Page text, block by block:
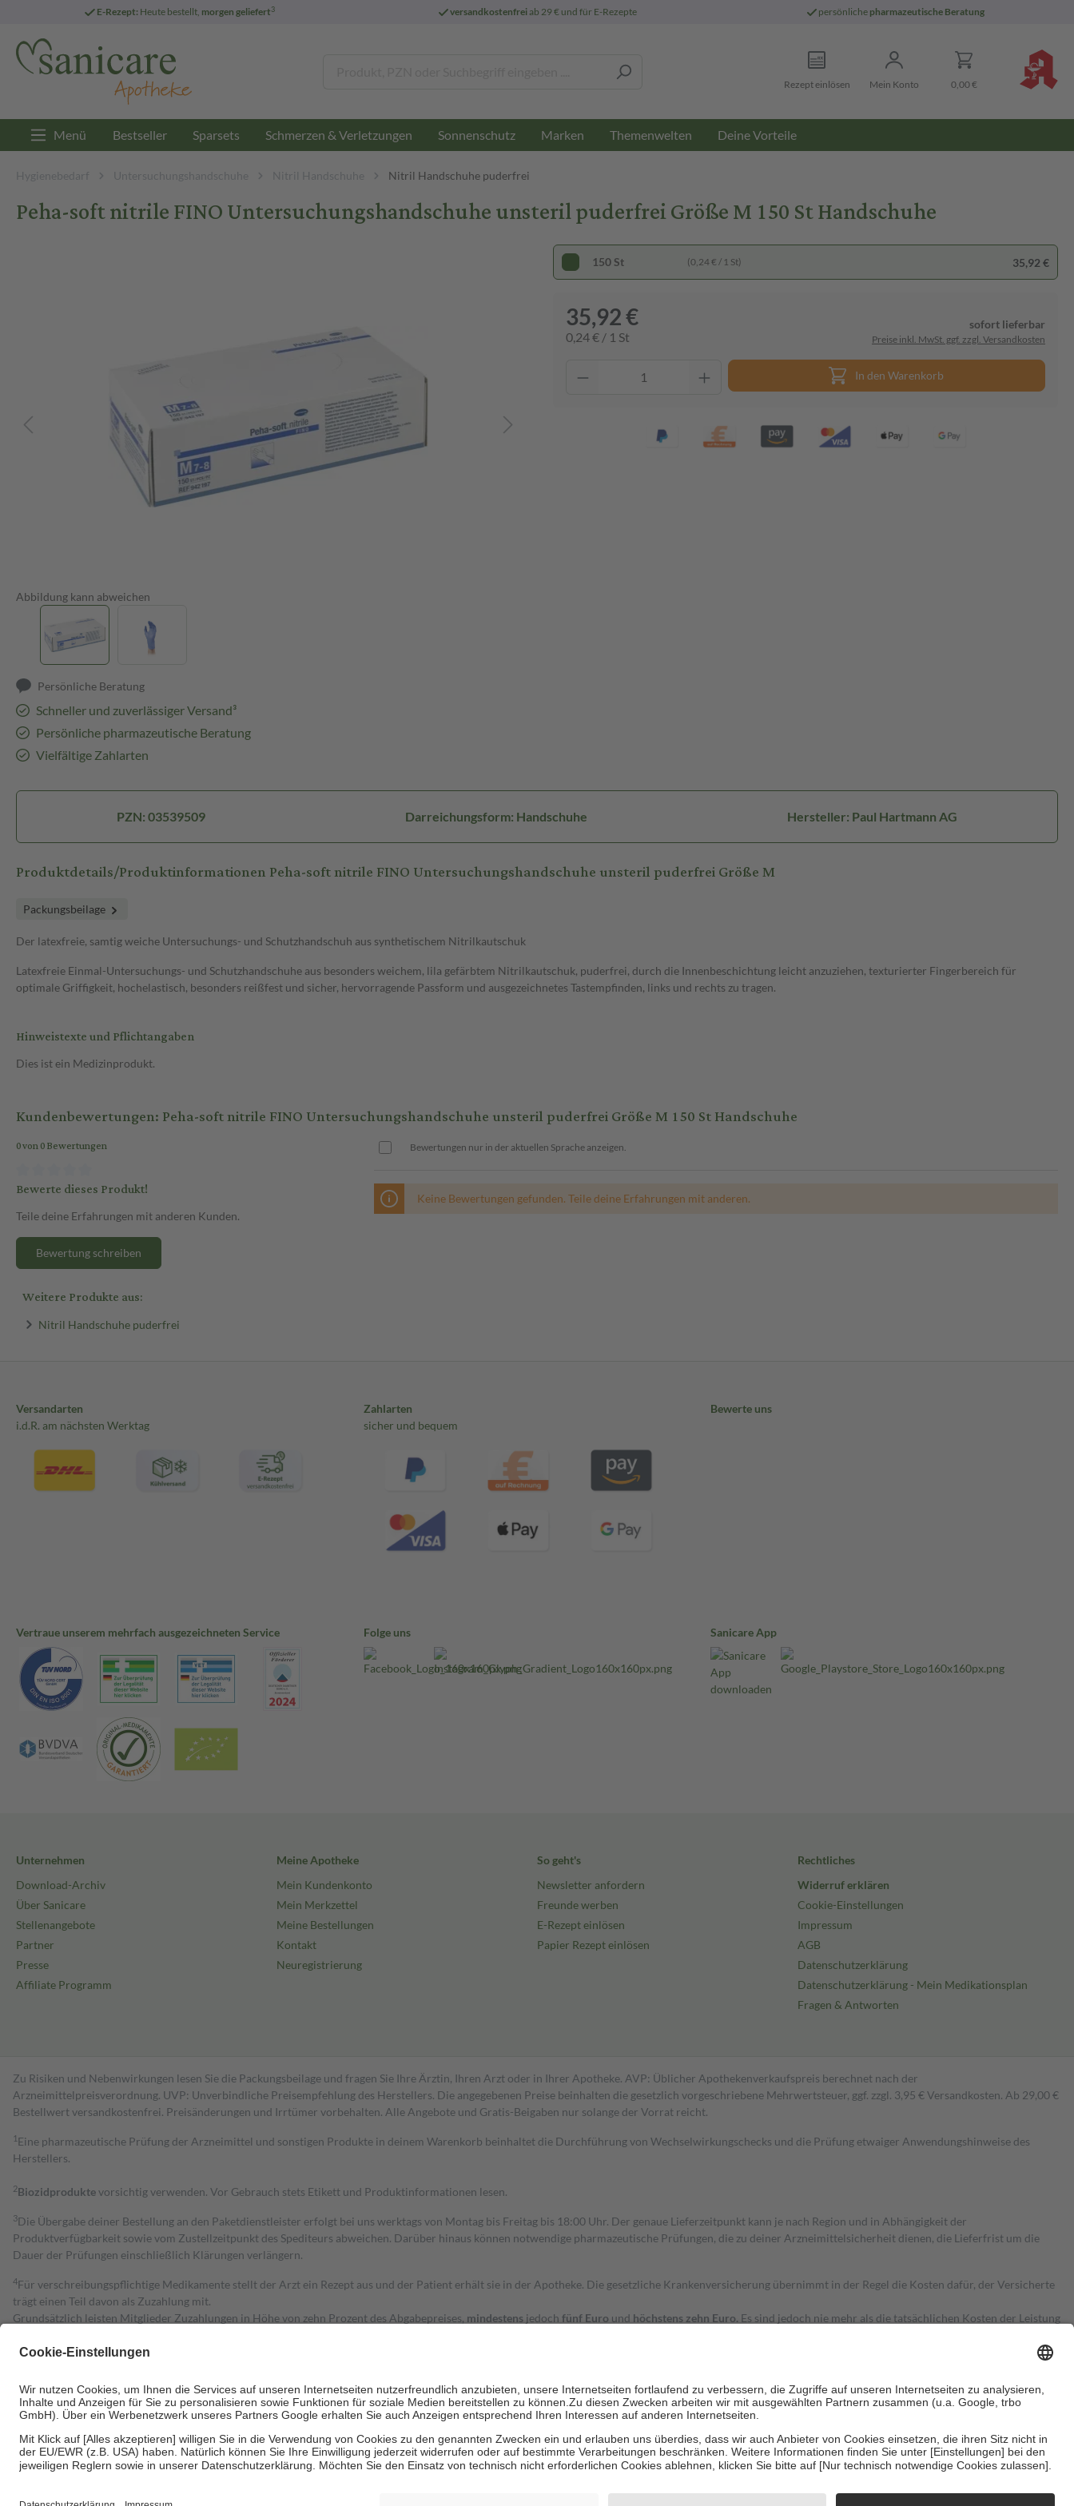
E-Rezept: Heute bestellt, morgen geliefert3 versandkostenfreiab 29 € und für E-Rezepte persönliche pharmazeutische Beratung
Rezept einlösen Mein Konto 0,00 €
Menü Bestseller Sparsets Schmerzen & Verletzungen Sonnenschutz Marken Themenwelten Deine Vorteile
Hygienebedarf Untersuchungshandschuhe Nitril Handschuhe Nitril Handschuhe puderfrei
Peha-soft nitrile FINO Untersuchungshandschuhe unsteril puderfrei Größe M 150 St Handschuhe
Abbildung kann abweichen
Persönliche Beratung
Schneller und zuverlässiger Versand³
Persönliche pharmazeutische Beratung
Vielfältige Zahlarten
150 St (0,24 € / 1 St) 35,92 €
35,92 €
0,24 € / 1 St
sofort lieferbar
Preise inkl. MwSt. ggf. zzgl. Versandkosten
In den Warenkorb
PZN: 03539509 Darreichungsform: Handschuhe Hersteller: Paul Hartmann AG
Produktdetails/Produktinformationen Peha-soft nitrile FINO Untersuchungshandschuhe unsteril puderfrei Größe M
Packungsbeilage
Der latexfreie, samtig weiche Untersuchungs- und Schutzhandschuh aus synthetischem Nitrilkautschuk
Latexfreie Einmal-Untersuchungs- und Schutzhandschuhe aus besonders weichem, lila gefärbtem Nitrilkautschuk, puderfrei, durch die Innenbeschichtung leicht anzuziehen, texturierter Fingerbereich für
optimale Griffigkeit, hochelastisch, besonders reißfest und sicher, hervorragende Passform und ausgezeichnetes Tastempfinden, links und rechts zu tragen.
Hinweistexte und Pflichtangaben
Dies ist ein Medizinprodukt.
Kundenbewertungen: Peha-soft nitrile FINO Untersuchungshandschuhe unsteril puderfrei Größe M 150 St Handschuhe
0 von 0 Bewertungen
Bewerte dieses Produkt!
Teile deine Erfahrungen mit anderen Kunden.
Bewertung schreiben
Bewertungen nur in der aktuellen Sprache anzeigen.
Keine Bewertungen gefunden. Teile deine Erfahrungen mit anderen.
Weitere Produkte aus:
Nitril Handschuhe puderfrei
Versandarten
i.d.R. am nächsten Werktag
Zahlarten
sicher und bequem
Bewerte uns
Vertraue unserem mehrfach ausgezeichneten Service Folge uns Sanicare App
Unternehmen
Download-Archiv
Über Sanicare
Stellenangebote
Partner
Presse
Affiliate Programm
Meine Apotheke
Mein Kundenkonto
Mein Merkzettel
Meine Bestellungen
Kontakt
Neuregistrierung
So geht's
Newsletter anfordern
Freunde werben
E-Rezept einlösen
Papier Rezept einlösen
Rechtliches
Widerruf erklären
Cookie-Einstellungen
Impressum
AGB
Datenschutzerklärung
Datenschutzerklärung - Mein Medikationsplan
Fragen & Antworten
Zu Risiken und Nebenwirkungen lesen Sie die Packungsbeilage und fragen Sie Ihre Ärztin, Ihren Arzt oder in Ihrer Apotheke. AVP: Üblicher Apothekenverkaufspreis berechnet nach der
Arzneimittelpreisverordnung. UVP: Unverbindliche Preisempfehlung des Herstellers. Die angegebenen Preise beinhalten die gesetzlich vorgeschriebene Mehrwertsteuer, ggf. zzgl. 3,95 € Versandkosten. Ab 29,00 €
Bestell­wert versand­kosten­frei. Preisänderungen und Irrtümer vorbehalten. Alle Angebote und Gratis-Beigaben nur solange der Vorrat reicht.
1 Eine pharmazeutische Prüfung der Arzneimittel und sonstigen Produkte in deinem Warenkorb beinhaltet die Durchführung von Wechselwirkungschecks und die Prüfung etwaiger Anwendungshinweise des
Herstellers.
2Biozidproduktevorsichtig verwenden. Vor Gebrauch stets Etikett und Produktinformationen lesen.
3Die Übergabe deiner Bestellung an den Paketdienstleister erfolgt bei uns werktags von Montag bis Freitag bis 18:00 Uhr. Der genaue Lieferzeitpunkt kann je nach Region und in Abhängigkeit der
Produktverfügbarkeit sowie vom Zustellzeitpunkt des Spediteurs abweichen. Darüber hinaus können notwendige pharmazeutische Prüfungen, die zu deiner Arzneimittelsicherheit dienen, die Lieferfrist um die
Dauer der Prüfungen einschließlich Klärungen verlängern.
4Für verschreibungspflichtige Medikamente stellt der Arzt ein Rezept aus und der Patient erhält sie in der Apotheke. Die gesetzliche Krankenversicherung übernimmt in der Regel die Kosten dafür, der Versicherte
trägt einen Teil davon als Zuzahlung mit.
Grundsätzlich leisten Mitglieder Zuzahlungen in Höhe von zehn Prozent des Abgabepreises, mindestens jedoch fünf Euro und höchstens zehn Euro. Es sind jedoch nie mehr als die tatsächlichen Kosten der Leistung
Diese Regeln gelten grundsätzlich auch für Online-Apotheken.
Um das Engagement der Versicherten für ihre eigene Gesundheit zu stärken und die besondere Stellung der Familie zu unterstützen, fallenkeine Zuzahlungen an bei:
• Kindern und Jugendlichen bis zum vollendeten 18. Lebensjahr mit Ausnahme der Fahrkosten
• Untersuchungen zur Vorsorge und Früherkennung, die von der GKV getragen werden
• empfohlenen Schutzimpfungen
• Harn- und Blutteststreifen
Informationen findest du hier: https://help.etrusted.com/hc/de/articles/4419944605341